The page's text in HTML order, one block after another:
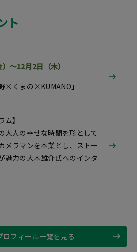
ト
～12月2日（木）
×くまの×KUMANO」
ム】
大人の幸せな時間を形として
メラマンを本業とし、ストー
魅力の大木雄介氏へのインタ
ロフィール一覧を見る